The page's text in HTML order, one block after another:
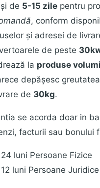
și de 5-15 zile pentru
, conform
și adresei de
de peste
la produse
depășesc
de 30kg.
se acorda doar in
facturii sau bonului
24 luni Persoane Fizice
12 luni Persoane Juridice